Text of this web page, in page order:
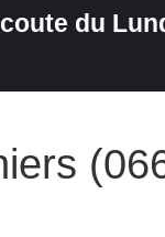
du